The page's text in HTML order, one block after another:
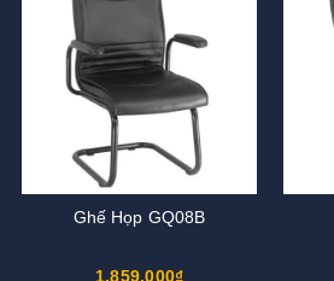
Ghế Họp GQ08B
1.859.000₫